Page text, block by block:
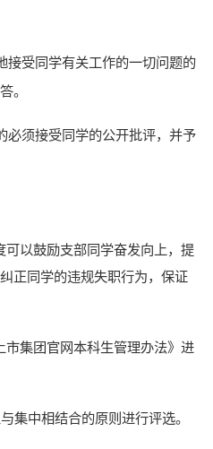
接受同学有关工作的一切问题的
。
必须接受同学的公开批评，并予
可以鼓励支部同学奋发向上，提
正同学的违规失职行为，保证
市集团官网本科生管理办法》进
集中相结合的原则进行评选。